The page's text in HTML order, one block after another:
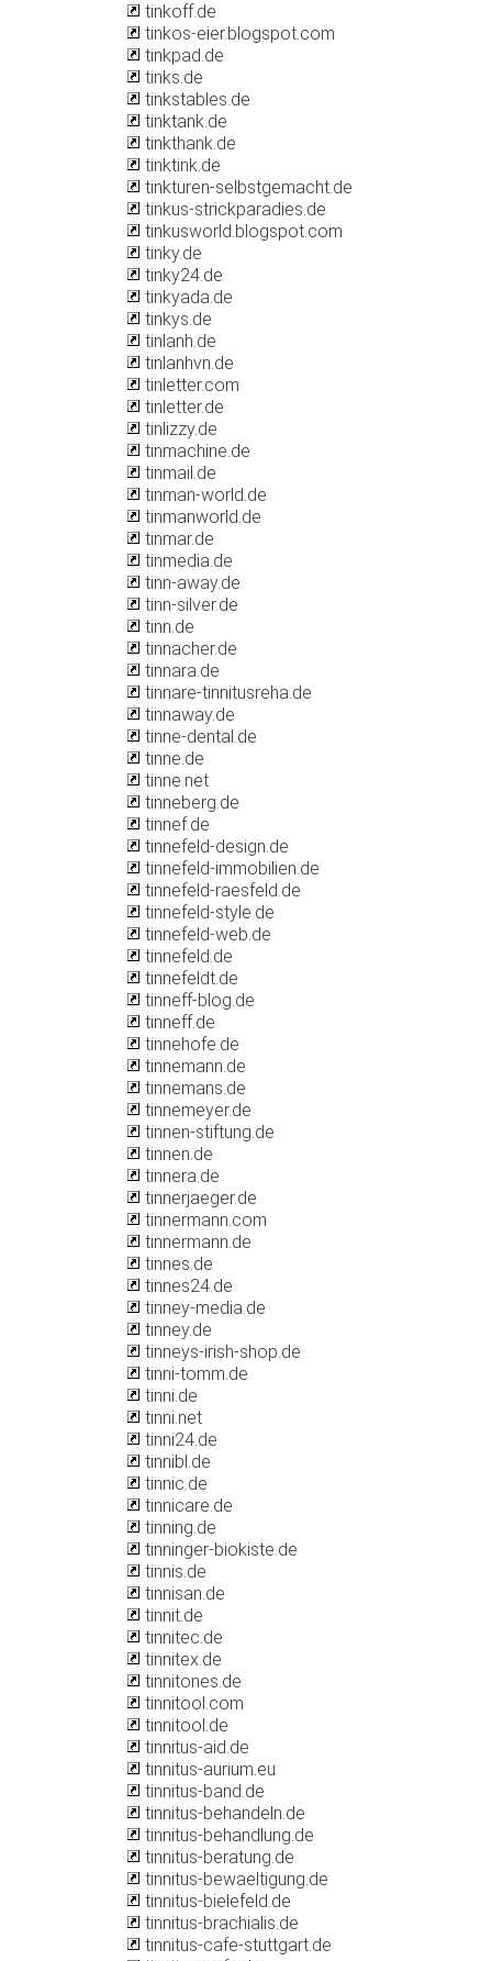
tinkoff.de
tinkos-eier.blogspot.com
tinkpad.de
tinks.de
tinkstables.de
tinktank.de
tinkthank.de
tinktink.de
tinkturen-selbstgemacht.de
tinkus-strickparadies.de
tinkusworld.blogspot.com
tinky.de
tinky24.de
tinkyada.de
tinkys.de
tinlanh.de
tinlanhvn.de
tinletter.com
tinletter.de
tinlizzy.de
tinmachine.de
tinmail.de
tinman-world.de
tinmanworld.de
tinmar.de
tinmedia.de
tinn-away.de
tinn-silver.de
tinn.de
tinnacher.de
tinnara.de
tinnare-tinnitusreha.de
tinnaway.de
tinne-dental.de
tinne.de
tinne.net
tinneberg.de
tinnef.de
tinnefeld-design.de
tinnefeld-immobilien.de
tinnefeld-raesfeld.de
tinnefeld-style.de
tinnefeld-web.de
tinnefeld.de
tinnefeldt.de
tinneff-blog.de
tinneff.de
tinnehofe.de
tinnemann.de
tinnemans.de
tinnemeyer.de
tinnen-stiftung.de
tinnen.de
tinnera.de
tinnerjaeger.de
tinnermann.com
tinnermann.de
tinnes.de
tinnes24.de
tinney-media.de
tinney.de
tinneys-irish-shop.de
tinni-tomm.de
tinni.de
tinni.net
tinni24.de
tinnibl.de
tinnic.de
tinnicare.de
tinning.de
tinninger-biokiste.de
tinnis.de
tinnisan.de
tinnit.de
tinnitec.de
tinnitex.de
tinnitones.de
tinnitool.com
tinnitool.de
tinnitus-aid.de
tinnitus-aurium.eu
tinnitus-band.de
tinnitus-behandeln.de
tinnitus-behandlung.de
tinnitus-beratung.de
tinnitus-bewaeltigung.de
tinnitus-bielefeld.de
tinnitus-brachialis.de
tinnitus-cafe-stuttgart.de